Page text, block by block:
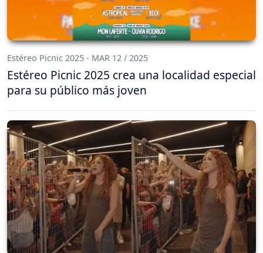
Estéreo Picnic 2025 - MAR 12 / 2025
Estéreo Picnic 2025 crea una localidad especial
para su público más joven